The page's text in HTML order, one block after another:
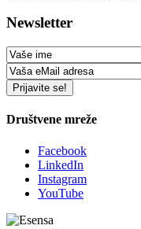
Newsletter
Društvene mreže
Facebook
LinkedIn
Instagram
YouTube